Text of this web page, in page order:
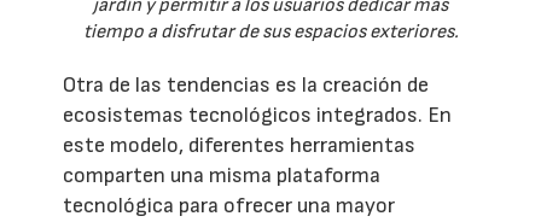
jardín y permitir a los usuarios dedicar más
tiempo a disfrutar de sus espacios exteriores.
Otra de las tendencias es la creación de
ecosistemas tecnológicos integrados. En
este modelo, diferentes herramientas
comparten una misma plataforma
tecnológica para ofrecer una mayor